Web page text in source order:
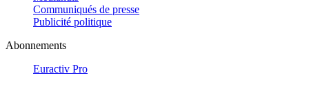
Communiqués de presse
Publicité politique
Abonnements
Euractiv Pro